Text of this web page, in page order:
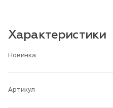
Характеристики
Новинка
Артикул